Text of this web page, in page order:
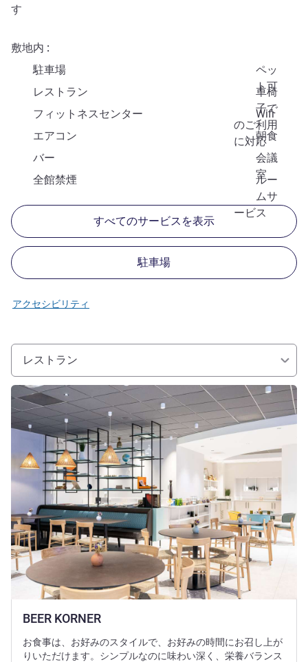
す
敷地内
駐車場
ペッ
ト可
レストラン
車椅
子で
のご利用
に対応
フィットネスセンター
Wifi
エアコン
朝食
バー
会議
室
全館禁煙
ルー
ムサ
ービス
すべてのサービスを表示
駐車場
アクセシビリティ
レストラン
BEER KORNER
詳細を表示
お食事は、お好みのスタイルで、お好みの時間にお召し上が
りいただけます。シンプルなのに味わい深く、栄養バランス